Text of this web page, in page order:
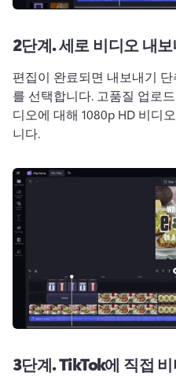
2단계.세로 비디오 내
편집이 완료되면 내보내기
를 선택합니다. 고품질 업로
디오에 대해 1080p HD 비디
니다.
3단계.TikTok에 직접